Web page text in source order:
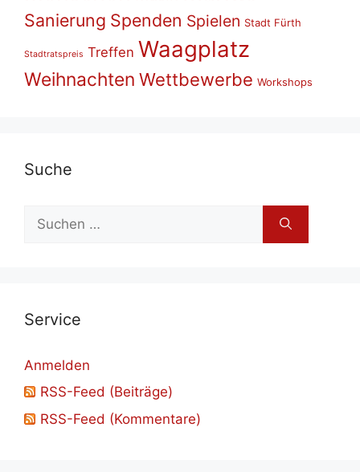
Sanierung Spenden Spielen Stadt Fürth
Stadtratspreis Treffen Waagplatz
Weihnachten Wettbewerbe Workshops
Su­che
nach:
Ser­vice
Anmelden
RSS-Feed (Beiträge)
RSS-Feed (Kommentare)